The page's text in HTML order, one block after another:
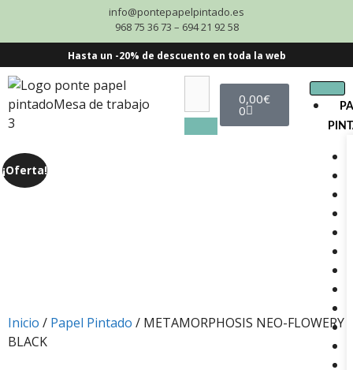
info@pontepapelpintado.es
968 75 36 73 – 694 21 92 58
Hasta un -20% de descuento en toda la web
0,00€
0
¡Oferta!
Inicio / Papel Pintado / METAMORPHOSIS NEO-FLOWERY
BLACK